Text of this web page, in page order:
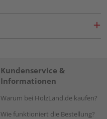
Kundenservice &
Informationen
Warum bei HolzLand.de kaufen?
Wie funktioniert die Bestellung?